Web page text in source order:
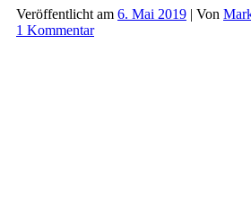
mit
dem
eiskalten
Veröffentlicht am 6. Mai 2019 | Von
1 Kommentar